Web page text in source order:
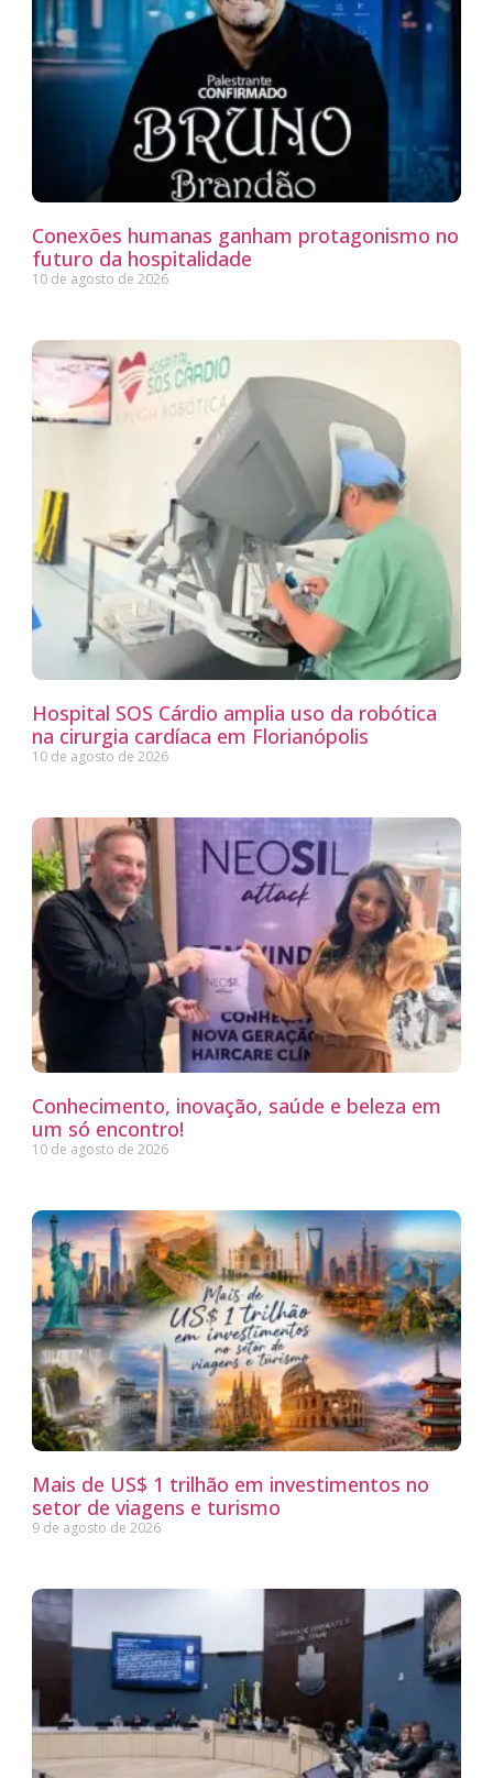
Conexões humanas ganham protagonismo no
futuro da hospitalidade
10 de agosto de 2026
Hospital SOS Cárdio amplia uso da robótica
na cirurgia cardíaca em Florianópolis
10 de agosto de 2026
Conhecimento, inovação, saúde e beleza em
um só encontro!
10 de agosto de 2026
Mais de US$ 1 trilhão em investimentos no
setor de viagens e turismo
9 de agosto de 2026